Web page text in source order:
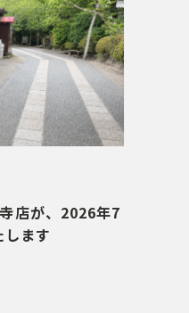
店が、2026年7
ます